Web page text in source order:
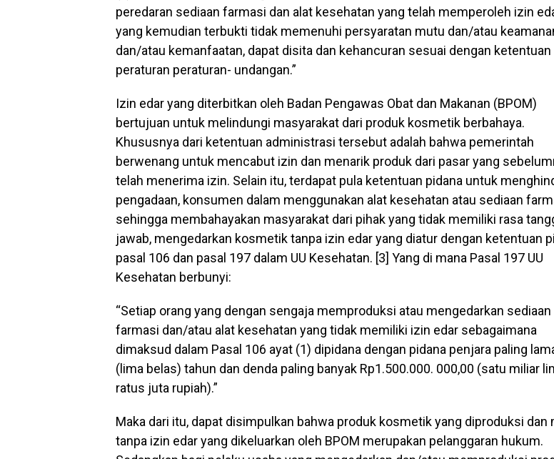
peredaran sediaan farmasi dan alat kesehatan yang telah memperoleh izin
yang kemudian terbukti tidak memenuhi persyaratan mutu dan/atau
dan/atau kemanfaatan, dapat disita dan kehancuran sesuai dengan ketentuan
peraturan peraturan- undangan.”
Izin edar yang diterbitkan oleh Badan Pengawas Obat dan Makanan (BPOM)
bertujuan untuk melindungi masyarakat dari produk kosmetik berbahaya.
Khususnya dari ketentuan administrasi tersebut adalah bahwa pemerintah
berwenang untuk mencabut izin dan menarik produk dari pasar yang
telah menerima izin. Selain itu, terdapat pula ketentuan pidana untuk
pengadaan, konsumen dalam menggunakan alat kesehatan atau sediaan
sehingga membahayakan masyarakat dari pihak yang tidak memiliki rasa
jawab, mengedarkan kosmetik tanpa izin edar yang diatur dengan ketentuan
pasal 106 dan pasal 197 dalam UU Kesehatan. [3] Yang di mana Pasal 197 UU
Kesehatan berbunyi:
“Setiap orang yang dengan sengaja memproduksi atau mengedarkan sediaan
farmasi dan/atau alat kesehatan yang tidak memiliki izin edar sebagaimana
dimaksud dalam Pasal 106 ayat (1) dipidana dengan pidana penjara paling
(lima belas) tahun dan denda paling banyak Rp1.500.000. 000,00 (satu miliar
ratus juta rupiah).”
Maka dari itu, dapat disimpulkan bahwa produk kosmetik yang diproduksi dan
tanpa izin edar yang dikeluarkan oleh BPOM merupakan pelanggaran hukum.